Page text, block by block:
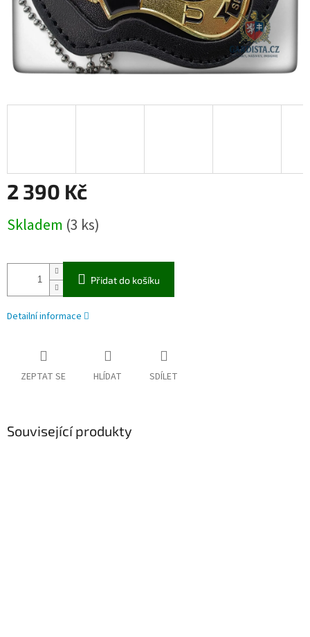
2 390 Kč
cena:
Skladem (3 ks)
Přidat do košíku
Detailní informace
ZEPTAT SE HLÍDAT SDÍLET
Související produkty